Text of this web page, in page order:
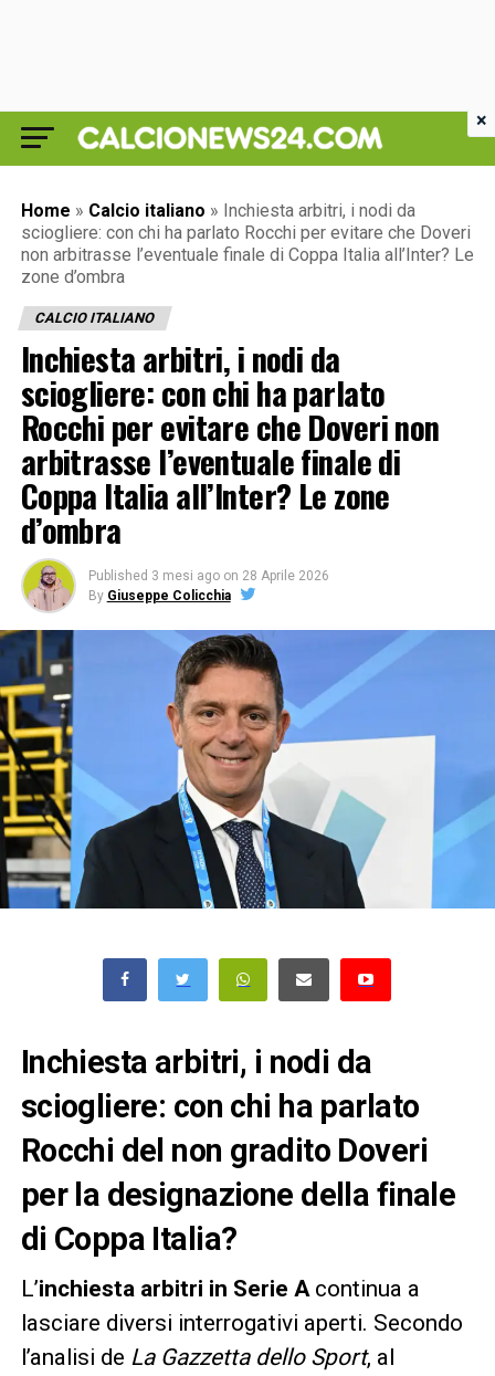
Home » Calcio italiano » Inchiesta arbitri, i nodi da
sciogliere: con chi ha parlato Rocchi per evitare che Doveri
non arbitrasse l’eventuale finale di Coppa Italia all’Inter? Le
zone d’ombra
CALCIO ITALIANO
Inchiesta arbitri, i nodi da
sciogliere: con chi ha parlato
Rocchi per evitare che Doveri non
arbitrasse l’eventuale finale di
Coppa Italia all’Inter? Le zone
d’ombra
Published 3 mesi ago on 28 Aprile 2026
By Giuseppe Colicchia
Inchiesta arbitri, i nodi da
sciogliere: con chi ha parlato
Rocchi del non gradito Doveri
per la designazione della finale
di Coppa Italia?
L’inchiesta arbitri in Serie Acontinua a
lasciare diversi interrogativi aperti. Secondo
l’analisi de La Gazzetta dello Sport, al
×